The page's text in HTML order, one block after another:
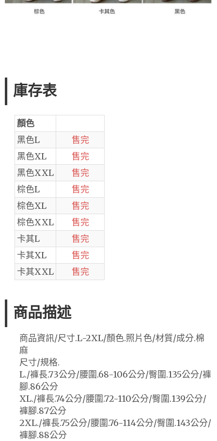
庫存表
顏色
黑色L
售完
黑色XL
售完
黑色XXL
售完
棕色L
售完
棕色XL
售完
棕色XXL
售完
卡其L
售完
卡其XL
售完
卡其XXL
售完
商品描述
商品資訊/尺寸.L-2XL/顏色.照片色/材質/成分.棉
麻
尺寸/規格.
L./褲長.73公分/腰圍.68-106公分/臀圍.135公分/褲
腳.86公分
XL./褲長.74公分/腰圍.72-110公分/臀圍.139公分/
褲腳.87公分
2XL./褲長.75公分/腰圍.76-114公分/臀圍.143公分/
褲腳.88公分